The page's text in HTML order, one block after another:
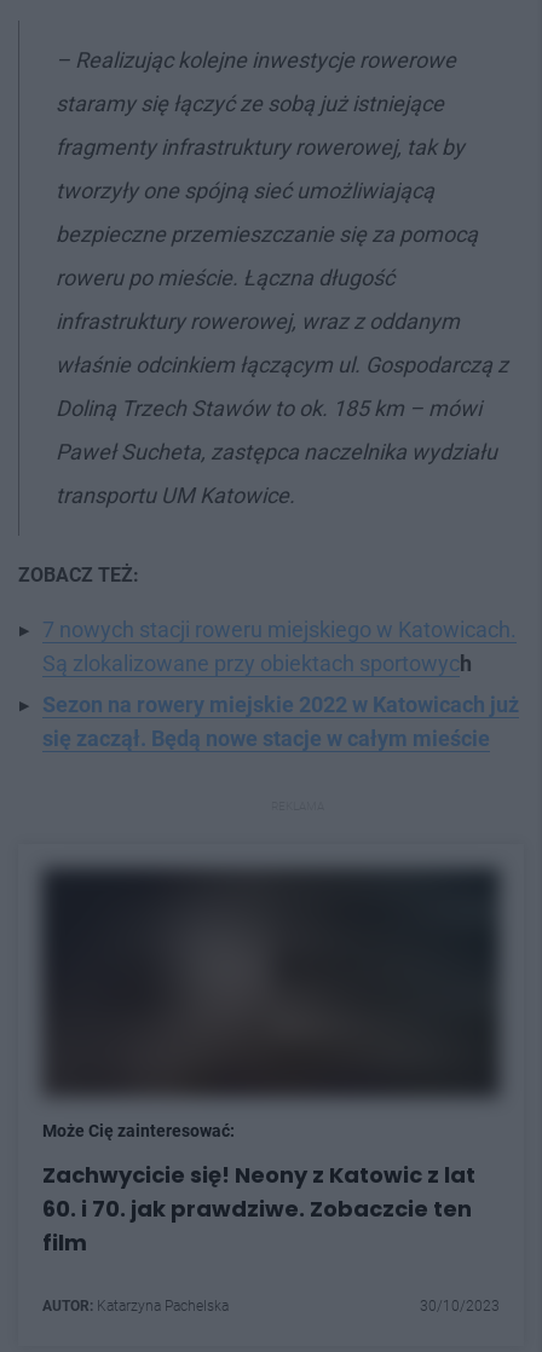
– Realizując kolejne inwestycje rowerowe
staramy się łączyć ze sobą już istniejące
fragmenty infrastruktury rowerowej, tak by
tworzyły one spójną sieć umożliwiającą
bezpieczne przemieszczanie się za pomocą
roweru po mieście. Łączna długość
infrastruktury rowerowej, wraz z oddanym
właśnie odcinkiem łączącym ul. Gospodarczą z
Doliną Trzech Stawów to ok. 185 km – mówi
Paweł Sucheta, zastępca naczelnika wydziału
transportu UM Katowice.
ZOBACZ TEŻ:
7 nowych stacji roweru miejskiego w Katowicach.
Są zlokalizowane przy obiektach sportowych
Sezon na rowery miejskie 2022 w Katowicach już
się zaczął. Będą nowe stacje w całym mieście
Może Cię zainteresować:
Zachwycicie się! Neony z Katowic z lat
60. i 70. jak prawdziwe. Zobaczcie ten
film
AUTOR: Katarzyna Pachelska 30/10/2023